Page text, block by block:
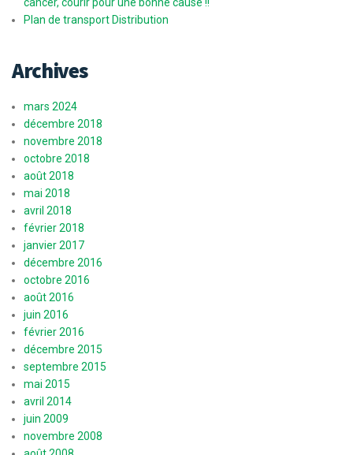
Plan de transport Distribution
Archives
mars 2024
décembre 2018
novembre 2018
octobre 2018
août 2018
mai 2018
avril 2018
février 2018
janvier 2017
décembre 2016
octobre 2016
août 2016
juin 2016
février 2016
décembre 2015
septembre 2015
mai 2015
avril 2014
juin 2009
novembre 2008